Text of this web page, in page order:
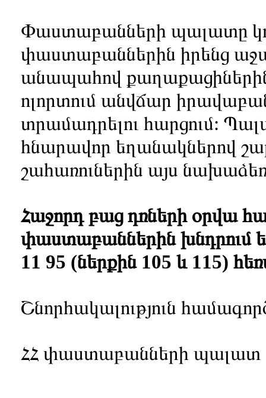
Փաստաբանների պալատը
փաստաբաններին իրենց
անապահով
ոլորտում անվճար
տրամադրելու հարցում:
հնարավոր եղանակներով
շահառուներին այս
Հաջորդ բաց դռների օրվա
փաստաբաններին խնդրում
11 95 (ներքին 105 և 115)
Շնորհակալություն
ՀՀ փաստաբանների պալատ